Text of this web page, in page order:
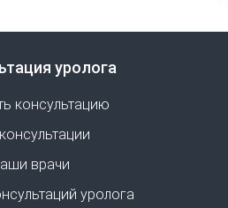
уролога
консультацию
врачи
уролога